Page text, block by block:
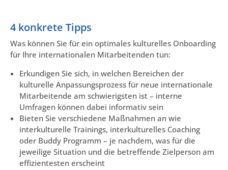
4 konkrete Tipps
Was können Sie für ein optimales kulturelles Onboarding
für Ihre internationalen Mitarbeitenden tun:
Erkundigen Sie sich, in welchen Bereichen der
kulturelle Anpassungsprozess für neue internationale
Mitarbeitende am schwierigsten ist – interne
Umfragen können dabei informativ sein
Bieten Sie verschiedene Maßnahmen an wie
interkulturelle Trainings, interkulturelles Coaching
oder Buddy Programm – je nachdem, was für die
jeweilige Situation und die betreffende Zielperson am
effizientesten erscheint